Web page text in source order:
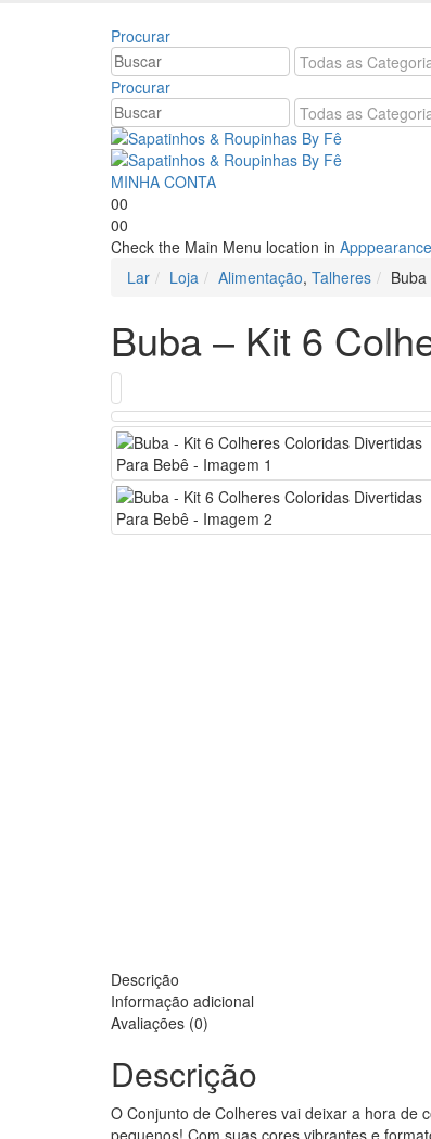
Procurar
Procurar
MINHA CONTA
00
00
Check the Main Menu location in
Lar
Loja Alimentação, Talheres
Buba – Kit 6
Descrição
Informação adicional
Avaliações (0)
Descrição
O Conjunto de Colheres vai deixar a hora de
pequenos! Com suas cores vibrantes e